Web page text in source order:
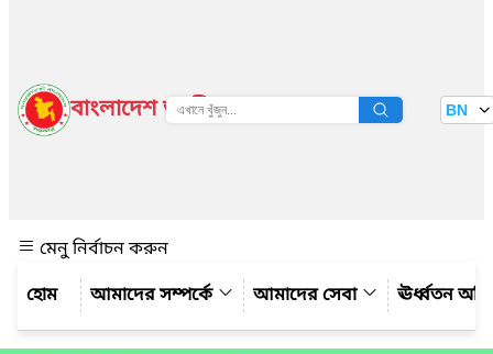
বাংলাদেশ জাতীয় তথ্য বাতায়ন BN
মেনু নির্বাচন করুন
আমাদের সম্পর্কে
আমাদের সেবা ঊর্ধ্বতন